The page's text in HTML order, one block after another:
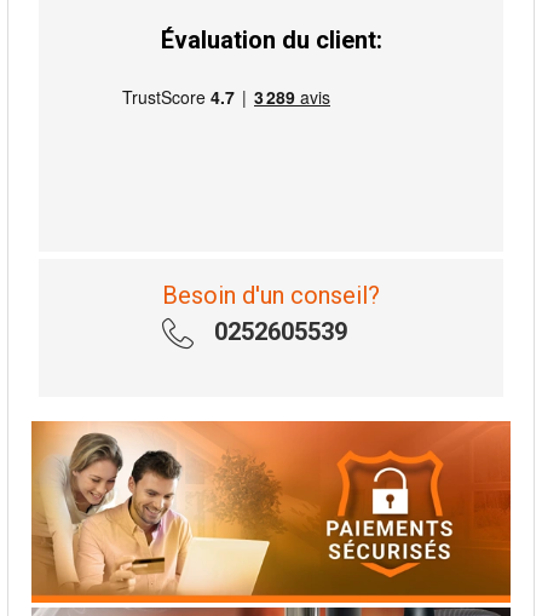
Évaluation du client:
Besoin d'un conseil?
0252605539